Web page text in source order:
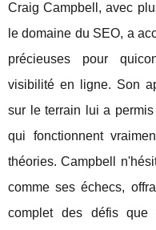
Craig Campbell, avec
le domaine du SEO, a
précieuses pour
visibilité en ligne. Son
sur le terrain lui a
qui fonctionnent
théories. Campbell
comme ses échecs,
complet des défis